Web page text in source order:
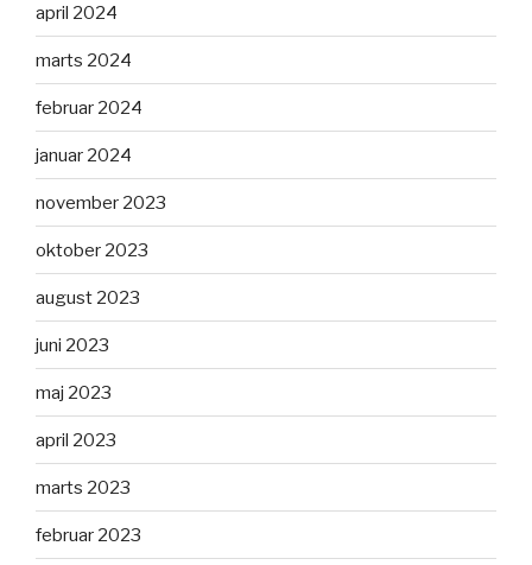
april 2024
marts 2024
februar 2024
januar 2024
november 2023
oktober 2023
august 2023
juni 2023
maj 2023
april 2023
marts 2023
februar 2023